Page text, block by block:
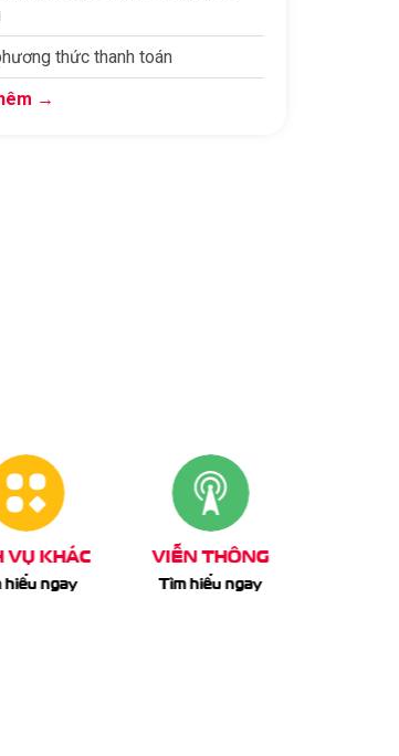
thức thanh toán
→
THÔNG
hiểu ngay
CHUYỂN TIỀN
Tìm hiểu ngay